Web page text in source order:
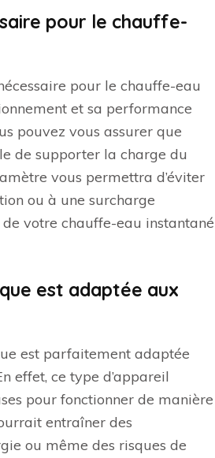
pour le chauffe-
pour le chauffe-eau
et sa performance
pouvez vous assurer que
de supporter la charge du
vous permettra d’éviter
ou à une surcharge
votre chauffe-eau instantané
est adaptée aux
est parfaitement adaptée
effet, ce type d’appareil
pour fonctionner de manière
entraîner des
ou même des risques de